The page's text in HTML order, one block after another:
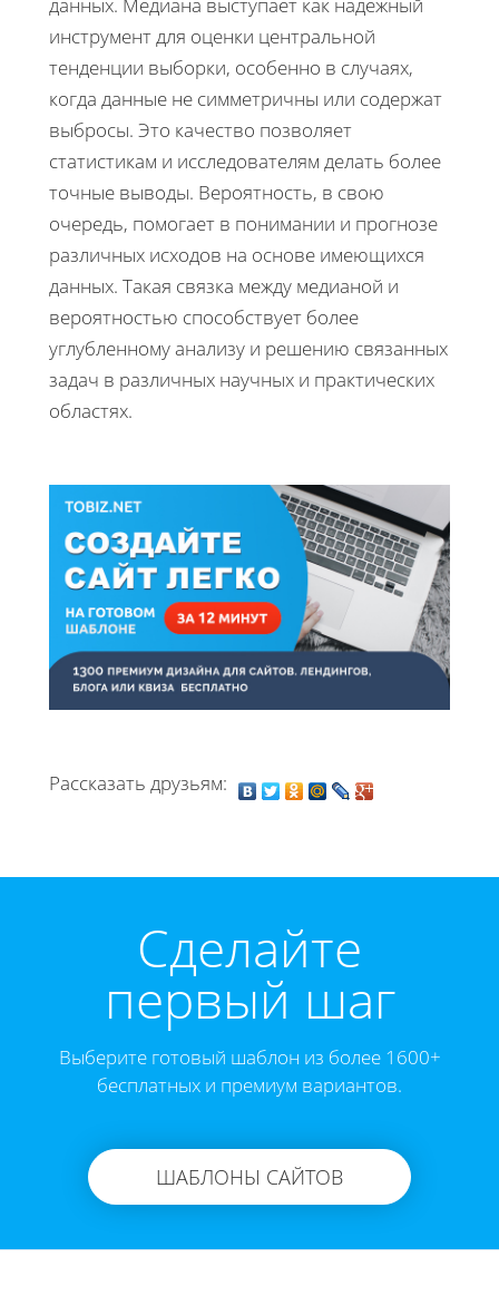
инструмент для оценки центральной
тенденции выборки, особенно в случаях,
когда данные не симметричны или содержат
выбросы. Это качество позволяет
статистикам и исследователям делать более
точные выводы. Вероятность, в свою
очередь, помогает в понимании и прогнозе
различных исходов на основе имеющихся
данных. Такая связка между медианой и
вероятностью способствует более
углубленному анализу и решению связанных
задач в различных научных и практических
областях.
Рассказать друзьям:
Cделайте
первый шаг
Выберите готовый шаблон из более 1600+
бесплатных и премиум вариантов.
ШАБЛОНЫ САЙТОВ